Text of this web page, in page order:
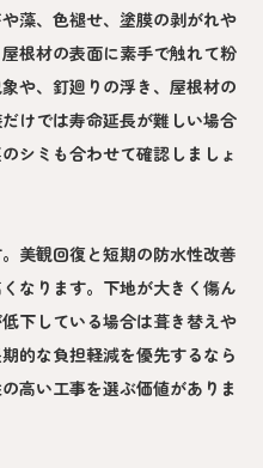
藻、色褪せ、塗膜の剥がれや
根材の表面に素手で触れて粉
や、釘廻りの浮き、屋根材の
けでは寿命延長が難しい場合
シミも合わせて確認しましょ
美観回復と短期の防水性改善
なります。下地が大きく傷ん
下している場合は葺き替えや
的な負担軽減を優先するなら
高い工事を選ぶ価値がありま